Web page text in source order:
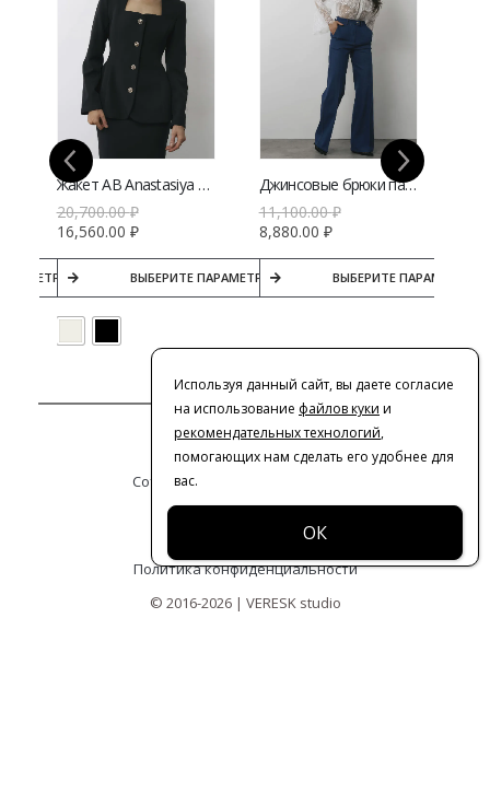
Жакет AB Anastasiya Burdyugova приталенный с квадратным вырезом | VERESK studio
20,700.00₽
16,560.00 ₽
ВЫБЕРИТЕ ПАРАМЕТРЫ
Джинсовые брюки палаццо AB Anastasiya Burdyugova с высокой посадкой | VERESK studio
11,100.00₽
8,880.00 ₽
ВЫБЕРИТЕ ПАРАМЕТРЫ
Контакты
Сотрудничество с дизайнерами
Политика конфиденциальности
© 2016-2026 | VERESK studio
Используя данный сайт, вы даете согласие
на использование файлов куки и
рекомендательных технологий,
помогающих нам сделать его удобнее для
вас.